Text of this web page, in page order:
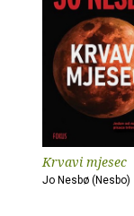
Krvavi mjesec
Jo Nesbø (Nesbo)